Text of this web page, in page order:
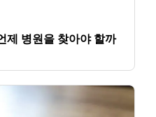
제 병원을 찾아야 할까